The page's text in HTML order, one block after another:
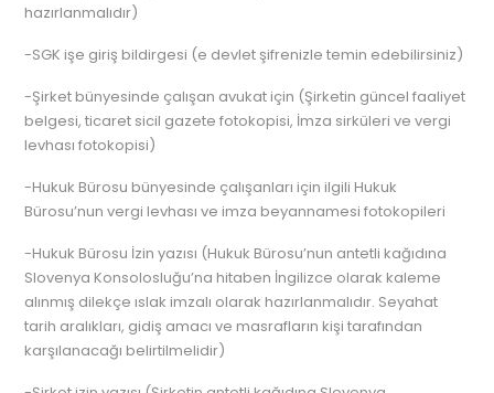
hazırlanmalıdır)
-SGK işe giriş bildirgesi (e devlet şifrenizle temin edebilirsiniz)
-Şirket bünyesinde çalışan avukat için (Şirketin güncel faaliyet
belgesi, ticaret sicil gazete fotokopisi, İmza sirküleri ve vergi
levhası fotokopisi)
-Hukuk Bürosu bünyesinde çalışanları için ilgili Hukuk
Bürosu’nun vergi levhası ve imza beyannamesi fotokopileri
-Hukuk Bürosu İzin yazısı (Hukuk Bürosu’nun antetli kağıdına
Slovenya Konsolosluğu’na hitaben İngilizce olarak kaleme
alınmış dilekçe ıslak imzalı olarak hazırlanmalıdır. Seyahat
tarih aralıkları, gidiş amacı ve masrafların kişi tarafından
karşılanacağı belirtilmelidir)